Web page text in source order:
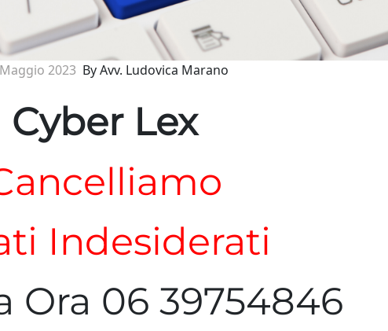
2023 By Avv. Ludovica Marano
Cyber Lex
Indesiderati
Ora 06 39754846